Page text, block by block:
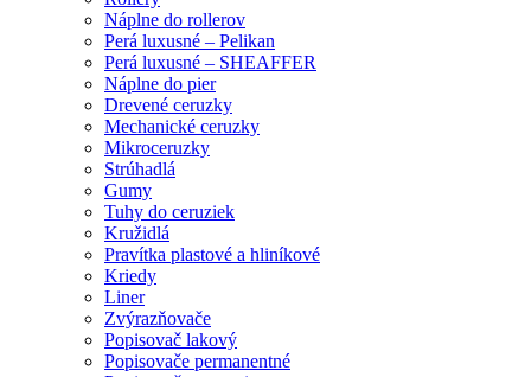
Náplne do rollerov
Perá luxusné – Pelikan
Perá luxusné – SHEAFFER
Náplne do pier
Drevené ceruzky
Mechanické ceruzky
Mikroceruzky
Strúhadlá
Gumy
Tuhy do ceruziek
Kružidlá
Pravítka plastové a hliníkové
Kriedy
Liner
Zvýrazňovače
Popisovač lakový
Popisovače permanentné